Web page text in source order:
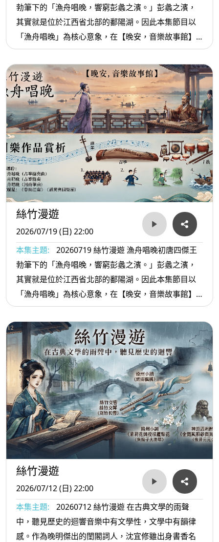
勃筆下的「漁舟唱晚，響窮彭蠡之濱。」彭蠡之濱，
其實就是位於江西省北部的鄱陽湖。因此本集節目以
「漁舟唱晚」為核心意象，在【晚安，音樂故事館】
述說這段故事，並且追尋王勃在《滕王閣序》中所勾
勒出的千古絕景，之後再從江南水鄉出發到國樂作品
的賞析。
絲竹漫遊
2026/07/19 (日) 22:00
本集主題:
20260719 絲竹漫遊 漁舟唱晚初唐四傑王
勃筆下的「漁舟唱晚，響窮彭蠡之濱。」彭蠡之濱，
其實就是位於江西省北部的鄱陽湖。因此本集節目以
「漁舟唱晚」為核心意象，在【晚安，音樂故事館】
述說這段故事，並且追尋王勃在《滕王閣序》中所勾
勒出的千古絕景，之後再從江南水鄉出發到國樂作品
的賞析。
絲竹漫遊
2026/07/12 (日) 22:00
本集主題:
20260712 絲竹漫遊 在古典文學的雨聲
中，聽見歷史的迴響音樂中有文學性，文學中有韻律
感。作為晚明傑出的閨閣詞人，沈宜修雖出身書香名